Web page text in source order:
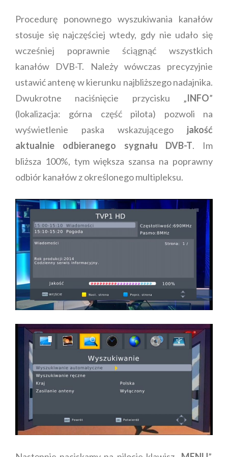
Procedurę ponownego wyszukiwania kanałów
stosuje się najczęściej wtedy, gdy nie udało się
wcześniej poprawnie ściągnąć wszystkich
kanałów DVB-T. Należy wówczas precyzyjnie
ustawić antenę w kierunku najbliższego nadajnika.
Dwukrotne naciśnięcie przycisku „INFO”
(lokalizacja: górna część pilota) pozwoli na
wyświetlenie paska wskazującego jakość
aktualnie odbieranego sygnału DVB-T. Im
bliższa 100%, tym większa szansa na poprawny
odbiór kanałów z określonego multipleksu.